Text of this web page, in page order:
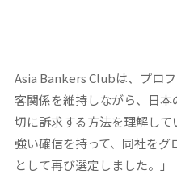
Asia Bankers Clubは、プロ
客関係を維持しながら、日
切に訴求する方法を理解し
強い確信を持って、同社を
として再び選定しました。」